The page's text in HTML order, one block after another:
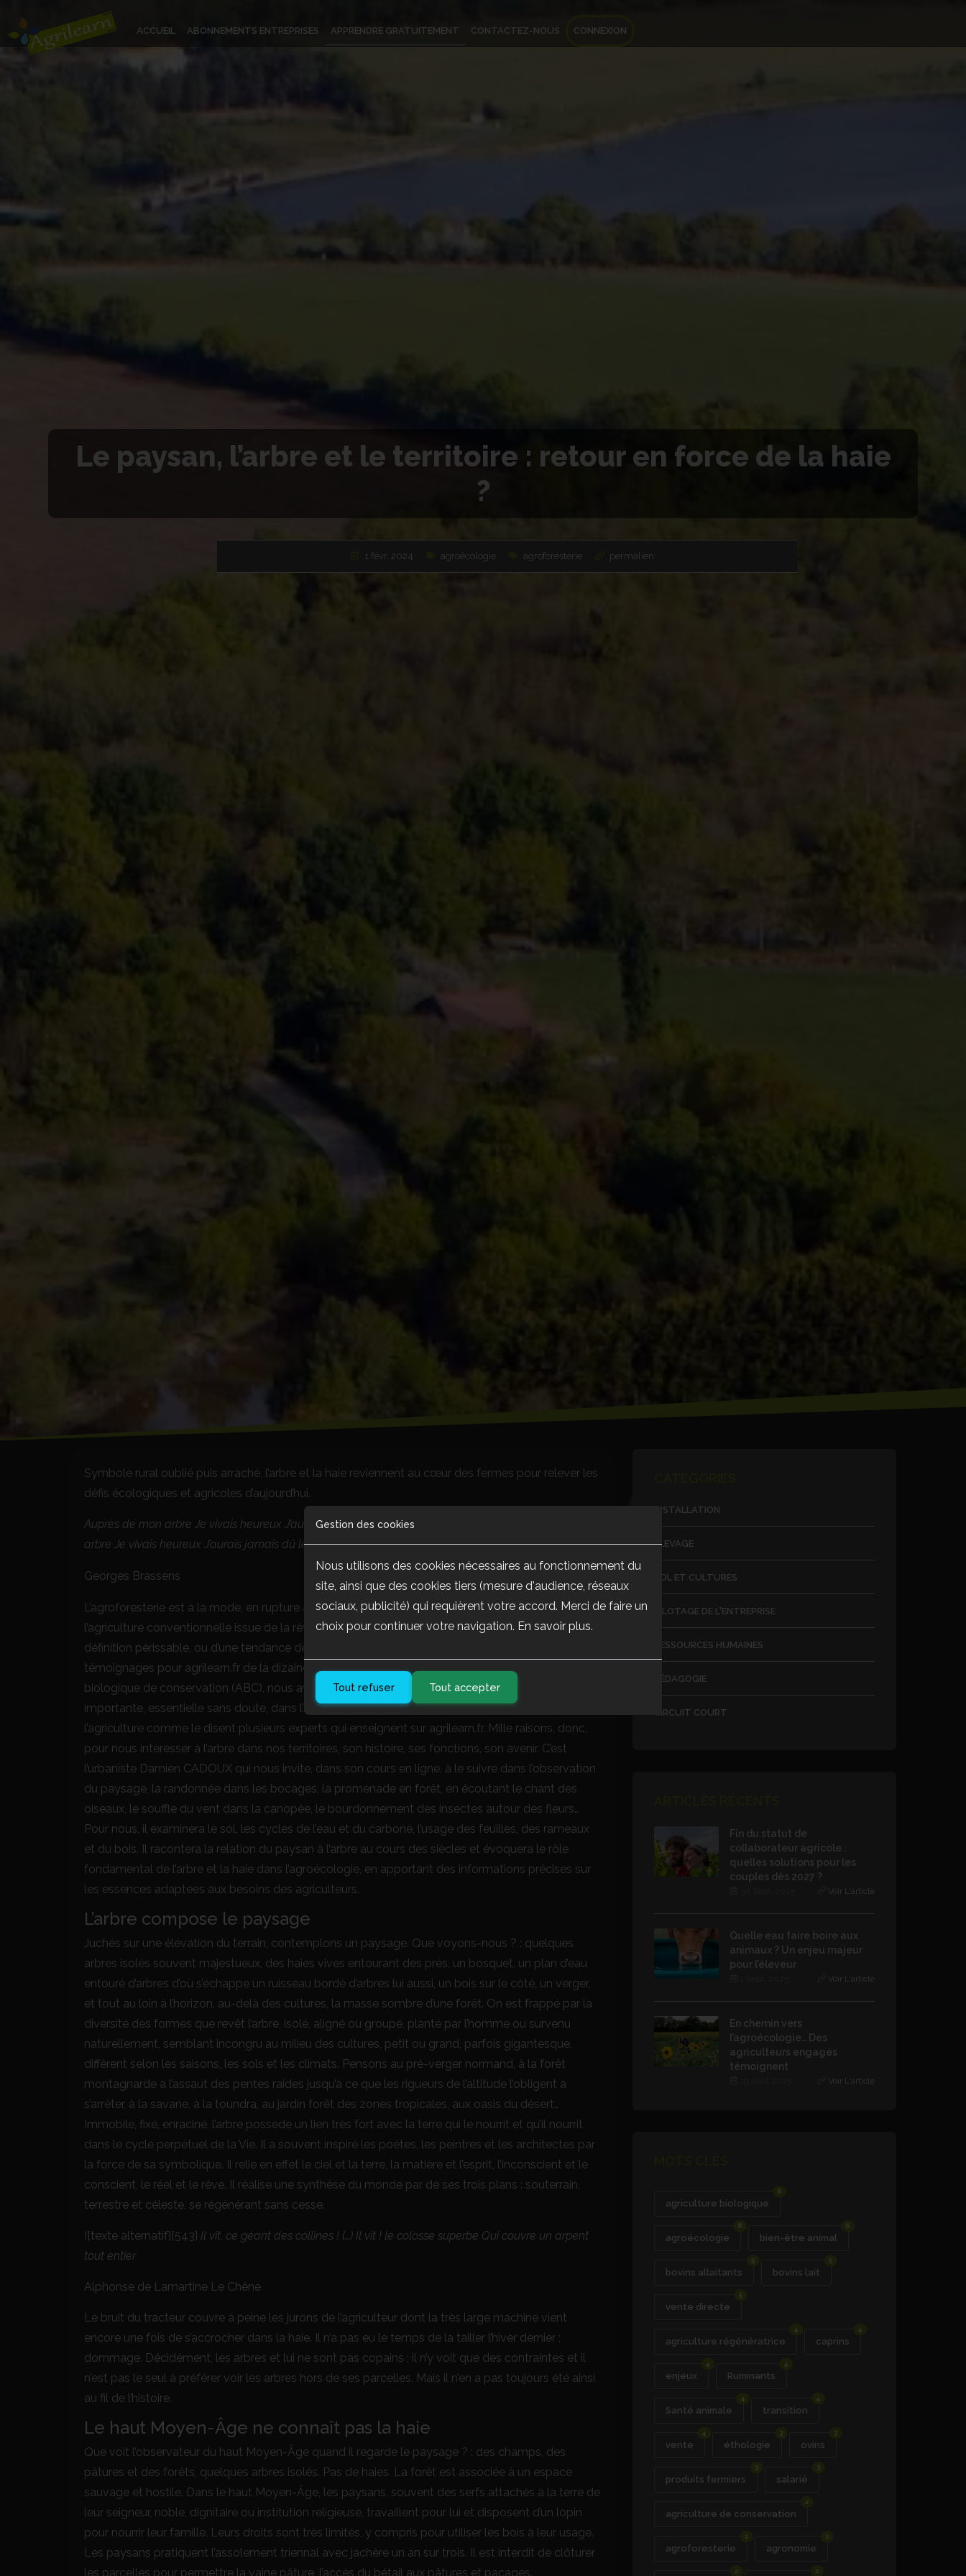
ACCUEIL ABONNEMENTS ENTREPRISES APPRENDRE GRATUITEMENT CONTACTEZ-NOUS CONNEXION
Le paysan, l’arbre et le territoire : retour en force de la haie
?
1 févr. 2024 agroécologie agroforesterie permalien
Symbole rural oublié puis arraché, l’arbre et la haie reviennent au cœur des fermes pour relever les
défis écologiques et agricoles d’aujourd’hui.
Auprès de mon arbre Je vivais heureux J’aurais jamais dû m’éloigner de mon arbre Auprès de mon
arbre Je vivais heureux J’aurais jamais dû le quitter des yeux (…) Mon copain le chêne Mon alter ego
Georges Brassens
L’agroforesterie est à la mode, en rupture avec les remembrements et les pratiques de
l’agriculture conventionnelle issue de la révolution verte. Mais d’abord s’agit-il d’une mode, par
définition périssable, ou d’une tendance de fond ? Après le cours en ligne d’Alain PEETERS et les
témoignages pour agrilearn.fr de la dizaine d’agriculteurs engagés avec succès dans l’agriculture
biologique de conservation (ABC), nous avons compris que l’arbre et la haie occupent une place
importante, essentielle sans doute, dans l’agroécologie. Or l’agroécologie est l’avenir de
l’agriculture comme le disent plusieurs experts qui enseignent sur agrilearn.fr. Mille raisons, donc,
pour nous intéresser à l’arbre dans nos territoires, son histoire, ses fonctions, son avenir. C’est
l’urbaniste Damien CADOUX qui nous invite, dans son cours en ligne, à le suivre dans l’observation
du paysage, la randonnée dans les bocages, la promenade en forêt, en écoutant le chant des
oiseaux, le souffle du vent dans la canopée, le bourdonnement des insectes autour des fleurs…
Pour nous, il examinera le sol, les cycles de l’eau et du carbone, l’usage des feuilles, des rameaux
et du bois. Il racontera la relation du paysan à l’arbre au cours des siècles et évoquera le rôle
fondamental de l’arbre et la haie dans l’agroécologie, en apportant des informations précises sur
les essences adaptées aux besoins des agriculteurs.
L’arbre compose le paysage
Juchés sur une élévation du terrain, contemplons un paysage. Que voyons-nous ? : quelques
arbres isolés souvent majestueux, des haies vives entourant des prés, un bosquet, un plan d’eau
entouré d’arbres d’où s’échappe un ruisseau bordé d’arbres lui aussi, un bois sur le côté, un verger,
et tout au loin à l’horizon, au-delà des cultures, la masse sombre d’une forêt. On est frappé par la
diversité des formes que revêt l’arbre, isolé, aligné ou groupé, planté par l’homme ou survenu
naturellement, semblant incongru au milieu des cultures, petit ou grand, parfois gigantesque,
différent selon les saisons, les sols et les climats. Pensons au pré-verger normand, à la forêt
montagnarde à l’assaut des pentes raides jusqu’à ce que les rigueurs de l’altitude l’obligent à
s’arrêter, à la savane, à la toundra, au jardin forêt des zones tropicales, aux oasis du désert…
Immobile, fixé, enraciné, l’arbre possède un lien très fort avec la terre qui le nourrit et qu’il nourrit
dans le cycle perpétuel de la Vie. Il a souvent inspiré les poètes, les peintres et les architectes par
la force de sa symbolique. Il relie en effet le ciel et la terre, la matière et l’esprit, l’inconscient et le
conscient, le réel et le rêve. Il réalise une synthèse du monde par de ses trois plans : souterrain,
terrestre et céleste, se régénérant sans cesse.
![texte alternatif][543] Il vit, ce géant des collines ! (…) Il vit ! le colosse superbe Qui couvre un arpent
tout entier
Alphonse de Lamartine Le Chêne
Le bruit du tracteur couvre à peine les jurons de l’agriculteur dont la très large machine vient
encore une fois de s’accrocher dans la haie. Il n’a pas eu le temps de la tailler l’hiver dernier ;
dommage. Décidément, les arbres et lui ne sont pas copains ; il n’y voit que des contraintes et il
n’est pas le seul à préférer voir les arbres hors de ses parcelles. Mais il n’en a pas toujours été ainsi
au fil de l’histoire.
Le haut Moyen-Âge ne connaît pas la haie
Que voit l’observateur du haut Moyen-Âge quand il regarde le paysage ? : des champs, des
pâtures et des forêts, quelques arbres isolés. Pas de haies. La forêt est associée à un espace
sauvage et hostile. Dans le haut Moyen-Âge, les paysans, souvent des serfs attachés à la terre de
leur seigneur, noble, dignitaire ou institution religieuse, travaillent pour lui et disposent d’un lopin
pour nourrir leur famille. Leurs droits sont très limités, y compris pour utiliser les bois à leur usage.
Les paysans pratiquent l’assolement triennal avec jachère un an sur trois. Il est interdit de clôturer
les parcelles pour permettre la vaine pâture, l’accès du bétail aux pâtures et pacages.
INSTALLATION
ÉLEVAGE
SOL ET CULTURES
PILOTAGE DE L'ENTREPRISE
RESSOURCES HUMAINES
PÉDAGOGIE
CIRCUIT COURT
Fin du statut de
collaborateur agricole :
quelles solutions pour les
couples dès 2027 ?
Voir L'article
Quelle eau faire boire aux
animaux ? Un enjeu majeur
pour l’éleveur
Voir L'article
En chemin vers
l’agroécologie… Des
agriculteurs engagés
témoignent
Voir L'article
agriculture biologique
8
agroécologie
8
bien-être animal
6
bovins allaitants
5
bovins lait
5
vente directe
5
agriculture régénératrice
4
caprins
4
enjeux
4
Ruminants
4
Santé animale
4
transition
4
vente
4
éthologie
3
ovins
3
produits fermiers
3
salarié
3
agriculture de conservation
2
agroforesterie
2
agronomie
2
2 2
Gestion des cookies
Nous utilisons des cookies nécessaires au fonctionnement du
site, ainsi que des cookies tiers (mesure d'audience, réseaux
sociaux, publicité) qui requièrent votre accord. Merci de faire un
choix pour continuer votre navigation. En savoir plus.
Tout refuser Tout accepter